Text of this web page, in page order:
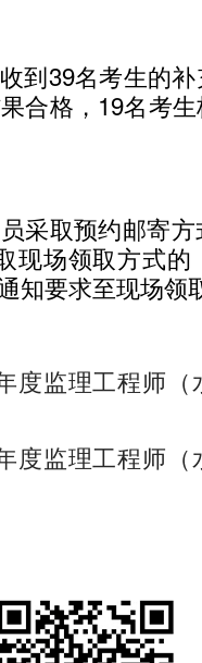
39名考生的补
合格，19名考
取预约邮寄方
现场领取方式
知要求至现场领
度监理工程师
度监理工程师